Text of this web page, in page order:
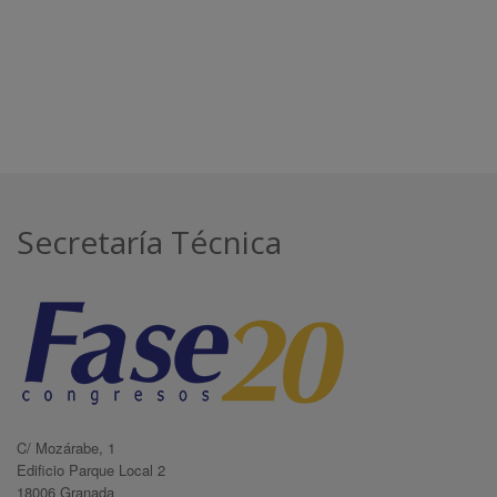
Secretaría Técnica
C/ Mozárabe, 1
Edificio Parque Local 2
18006 Granada